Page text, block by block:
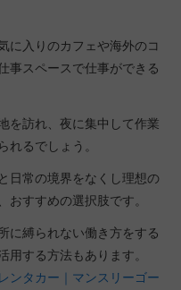
に入りのカフェや海外のコ
事スペースで仕事ができる
を訪れ、夜に集中して作業
れるでしょう。
日常の境界をなくし理想の
おすすめの選択肢です。
に縛られない働き方をする
用する方法もあります。
ンタカー｜マンスリーゴー